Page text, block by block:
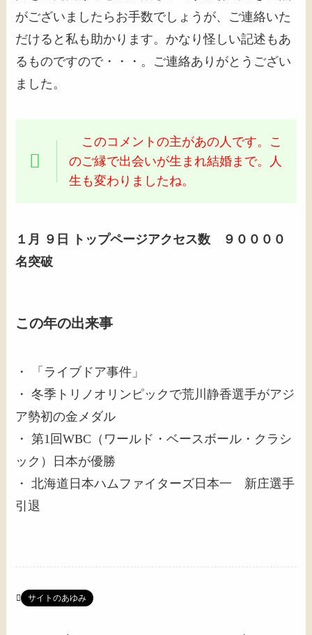
がございましたらお手数でしょうが、ご連絡いた
だけると私も助かります。かなり怪しい記述もあ
るものですので・・・。ご連絡ありがとうござい
ました。
このコメントの主があの人です。こ
のご縁で出会いが生まれ結婚まで。人
生も変わりましたね。
１月 ９日 トップページアクセス数 ９００００
名突破
この年の出来事
・ 「ライブドア事件」
・ 冬季トリノオリンピックで荒川静香選手がアジ
ア勢初の金メダル
・ 第1回WBC（ワールド・ベースボール・クラシ
ック）日本が優勝
・ 北海道日本ハムファイターズ日本一 新庄選手
引退
サイトのあゆみ